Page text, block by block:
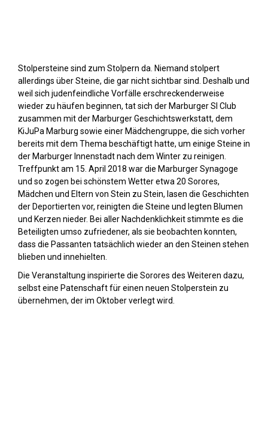
Stolpersteine sind zum Stolpern da. Niemand stolpert
allerdings über Steine, die gar nicht sichtbar sind. Deshalb und
weil sich judenfeindliche Vorfälle erschreckenderweise
wieder zu häufen beginnen, tat sich der Marburger SI Club
zusammen mit der Marburger Geschichtswerkstatt, dem
KiJuPa Marburg sowie einer Mädchengruppe, die sich vorher
bereits mit dem Thema beschäftigt hatte, um einige Steine in
der Marburger Innenstadt nach dem Winter zu reinigen.
Treffpunkt am 15. April 2018 war die Marburger Synagoge
und so zogen bei schönstem Wetter etwa 20 Sorores,
Mädchen und Eltern von Stein zu Stein, lasen die Geschichten
der Deportierten vor, reinigten die Steine und legten Blumen
und Kerzen nieder. Bei aller Nachdenklichkeit stimmte es die
Beteiligten umso zufriedener, als sie beobachten konnten,
dass die Passanten tatsächlich wieder an den Steinen stehen
blieben und innehielten.
Die Veranstaltung inspirierte die Sorores des Weiteren dazu,
selbst eine Patenschaft für einen neuen Stolperstein zu
übernehmen, der im Oktober verlegt wird.